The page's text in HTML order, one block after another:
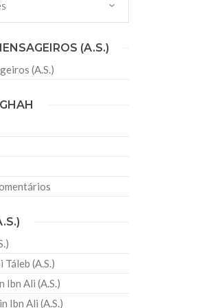
do Irã
Brasil recebeu em sua
da República Islâmica
(A.S.)
(A.S.)
Táleb (A.S.)
Ibn Ali (A.S.)
Ibn Ali (A.S.)